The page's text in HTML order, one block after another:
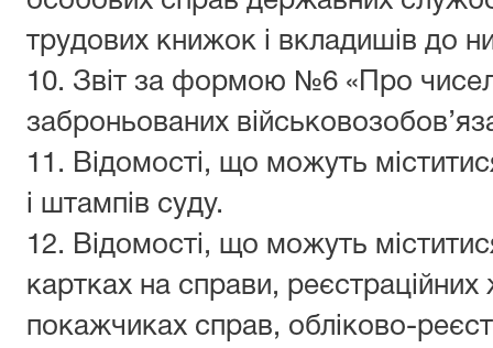
трудових книжок і вкладишів до
10. Звіт за формою №6 «Про
заброньованих
11. Відомості, що можуть
і штампів суду.
12. Відомості, що можуть
картках на справи,
покажчиках справ, обліково-